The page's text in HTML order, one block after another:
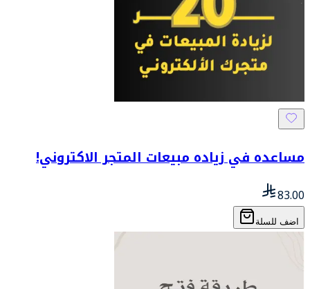
مساعده في زياده مبيعات المتجر الاكتروني!
83.00
اضف للسلة